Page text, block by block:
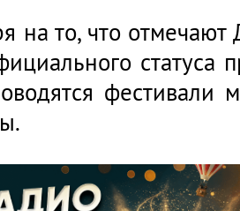
на то, что
статуса
фестивали